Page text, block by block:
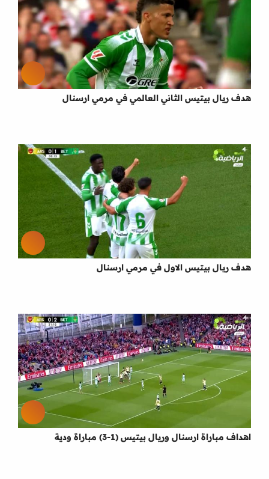
هدف ريال بيتيس الثاني العالمي في مرمي ارسنال
هدف ريال بيتيس الاول في مرمي ارسنال
اهداف مباراة ارسنال وريال بيتيس (1-3) مباراة ودية